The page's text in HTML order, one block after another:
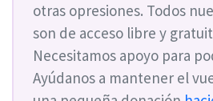
otras opresiones. Todos
son de acceso libre y
Necesitamos apoyo para
Ayúdanos a mantener el